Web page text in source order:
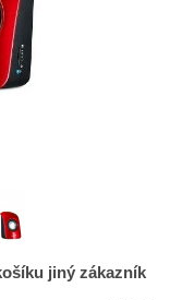
jiný zákazník